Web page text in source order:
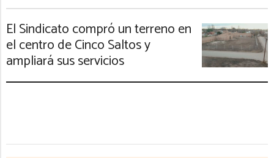
El Sindicato compró un terreno en
el centro de Cinco Saltos y
ampliará sus servicios